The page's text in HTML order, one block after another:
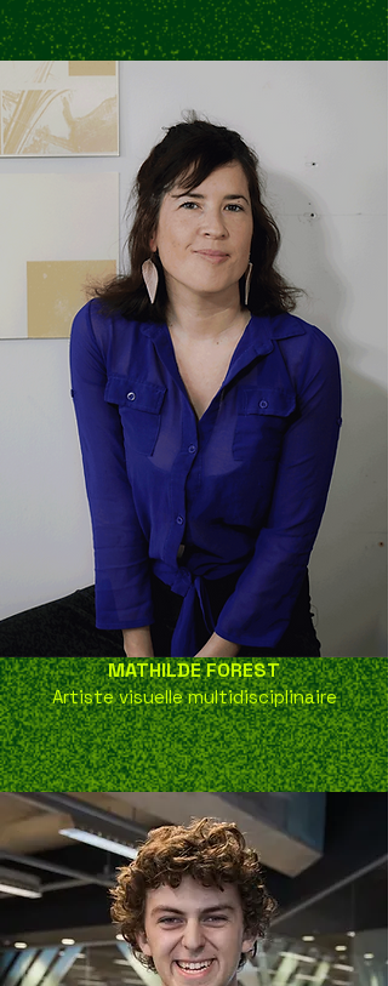
MATHILDE FOREST
Artiste visuelle multidisciplinaire